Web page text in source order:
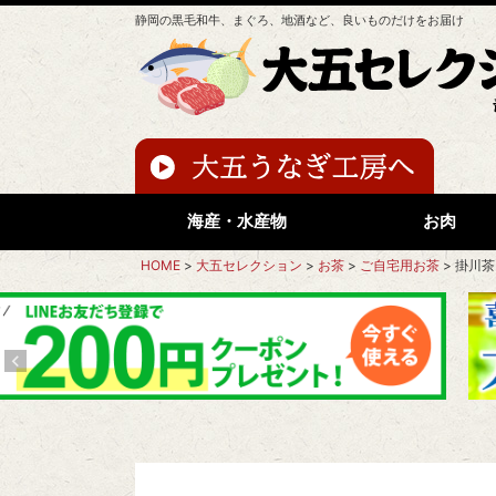
静岡の黒毛和牛、まぐろ、地酒など、良いものだけをお届け
海産・水産物 お肉
HOME 大五セレクション お茶 ご自宅用お茶 掛川